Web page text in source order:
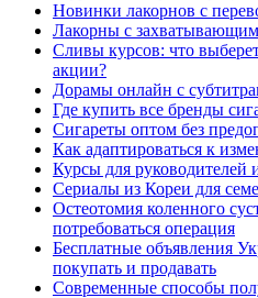
Новинки лакорнов с
Лакорны с
Сливы курсов: что
акции?
Дорамы онлайн с
Где купить все бренды
Сигареты оптом без
Как адаптироваться к
Курсы для руководителей
Сериалы из Кореи для
Остеотомия коленного
потребоваться операция
Бесплатные объявления
покупать и продавать
Современные способы